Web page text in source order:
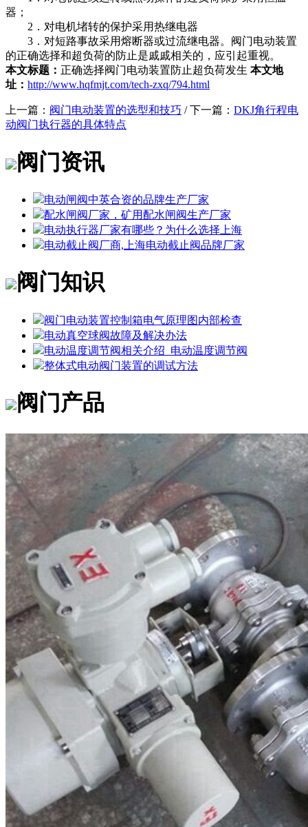
器；
2．对电机堵转的保护采用热继电器
3．对短路事故采用熔断器或过流继电器。阀门电动装置
的正确选择和超负荷的防止是戚戚相关的，应引起重视。
本文标题： 正确选择阀门电动装置防止超负荷发生 本文地
址： http://www.hqfmjt.com/tech-zxq/794.html
上一篇： 阀门电动装置的选型和技巧 / 下一篇： DKJ角行程电
动阀门执行器的具体特点
阀门资讯
电动闸阀中英合资的品牌生产厂家
配水闸阀厂家，矿用配水闸阀生产厂家
电动执行器厂家有哪些？为什么选择上海
电动截止阀厂商,上海电动截止阀品牌厂家
阀门知识
阀门电动装置控制箱电气原理图内部检查
电动真空球阀故障及解决办法
电动温度调节阀相关介绍_电动温度调节阀
整体式电动阀门装置的调试方法
阀门产品